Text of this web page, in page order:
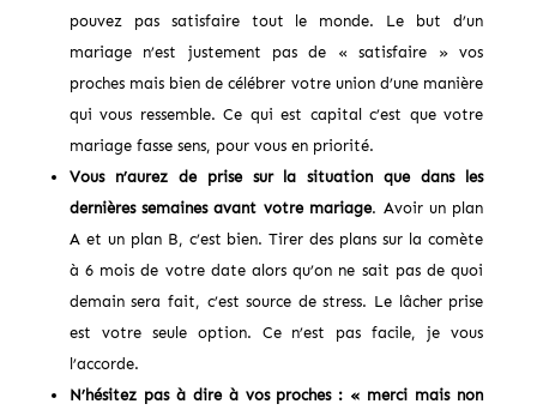
pouvez pas satisfaire tout le monde. Le but d’un
mariage n’est justement pas de « satisfaire » vos
proches mais bien de célébrer votre union d’une manière
qui vous ressemble. Ce qui est capital c’est que votre
mariage fasse sens, pour vous en priorité.
Vous n’aurez de prise sur la situation que dans les
dernières semaines avant votre mariage. Avoir un plan
A et un plan B, c’est bien. Tirer des plans sur la comète
à 6 mois de votre date alors qu’on ne sait pas de quoi
demain sera fait, c’est source de stress. Le lâcher prise
est votre seule option. Ce n’est pas facile, je vous
l’accorde.
N’hésitez pas à dire à vos proches : « merci mais non